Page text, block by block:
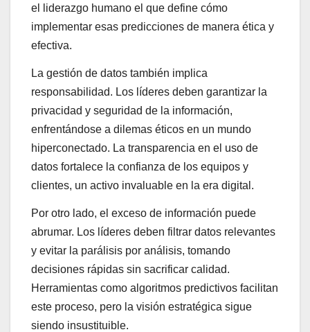
el liderazgo humano el que define cómo
implementar esas predicciones de manera ética y
efectiva.
La gestión de datos también implica
responsabilidad. Los líderes deben garantizar la
privacidad y seguridad de la información,
enfrentándose a dilemas éticos en un mundo
hiperconectado. La transparencia en el uso de
datos fortalece la confianza de los equipos y
clientes, un activo invaluable en la era digital.
Por otro lado, el exceso de información puede
abrumar. Los líderes deben filtrar datos relevantes
y evitar la parálisis por análisis, tomando
decisiones rápidas sin sacrificar calidad.
Herramientas como algoritmos predictivos facilitan
este proceso, pero la visión estratégica sigue
siendo insustituible.